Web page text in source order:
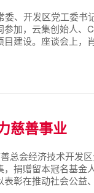
委、开发区党工委
加，云集创始人
建设。座谈会上
慈善事业
总会经济技术开发
捐赠留本冠名基金
彰在推动社会公